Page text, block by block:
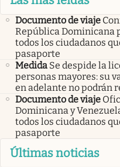
Documento de viaje
República Dominicana
todos los ciudadanos
pasaporte
Medida Se despide la
personas mayores: su
en adelante no podrán
Documento de viaje
Dominicana y
todos los ciudadanos
pasaporte
Últimas noticias